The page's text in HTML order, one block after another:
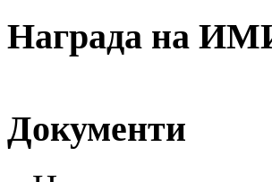
Награда на
Документи